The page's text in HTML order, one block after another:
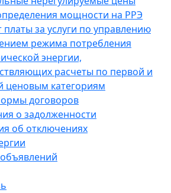
мощности на РРЭ
платы за услуги по управлению
режима потребления
энергии,
расчеты по первой и
ценовым категориям
договоров
о задолженности
об отключениях